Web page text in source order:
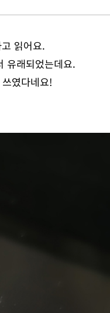
읽어요.
유래되었는데요.
였다네요!